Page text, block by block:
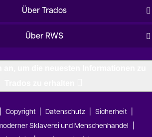
Über Trados
Über RWS
Copyright Datenschutz
Sicherheit
Sklaverei und Menschenhandel